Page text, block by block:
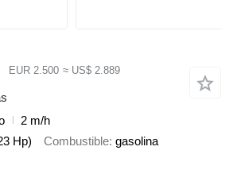
EUR 2.500 ≈ US$ 2.889
2 m/h
Hp) Combustible gasolina